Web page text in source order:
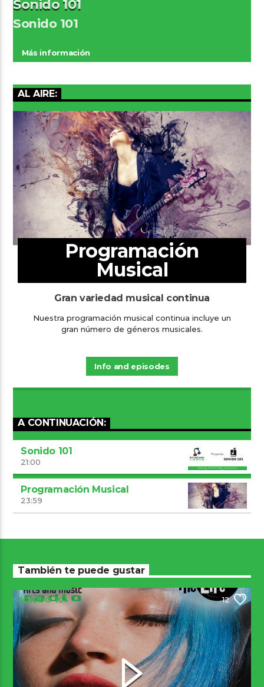
Sonido 101
Sonido 101
Más información
AL AIRE:
Programación
Musical
Gran variedad musical continua
Nuestra programación musical continua incluye un
gran número de géneros musicales.
Info and episodes
A CONTINUACIÓN:
Sonido 101
21:00
Programación Musical
23:59
También te puede gustar
SONIDO 101 12